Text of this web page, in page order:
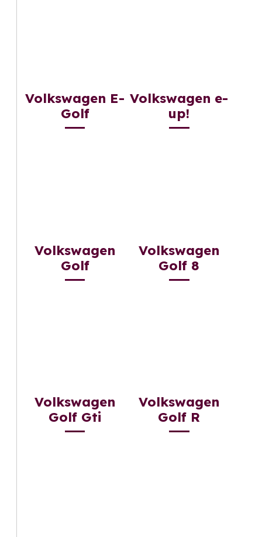
Volkswagen E-
Golf
Volkswagen e-
up!
Volkswagen
Golf
Volkswagen
Golf 8
Volkswagen
Golf Gti
Volkswagen
Golf R